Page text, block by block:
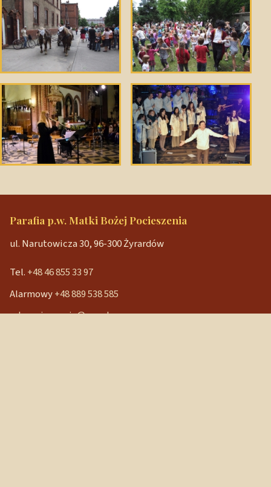
Parafia p.w. Matki Bożej Pocieszenia
ul. Narutowicza 30, 96-300 Żyrardów
Tel. +48 46 855 33 97
Alarmowy+48 889 538 585
mbpocieszenia@wp.pl